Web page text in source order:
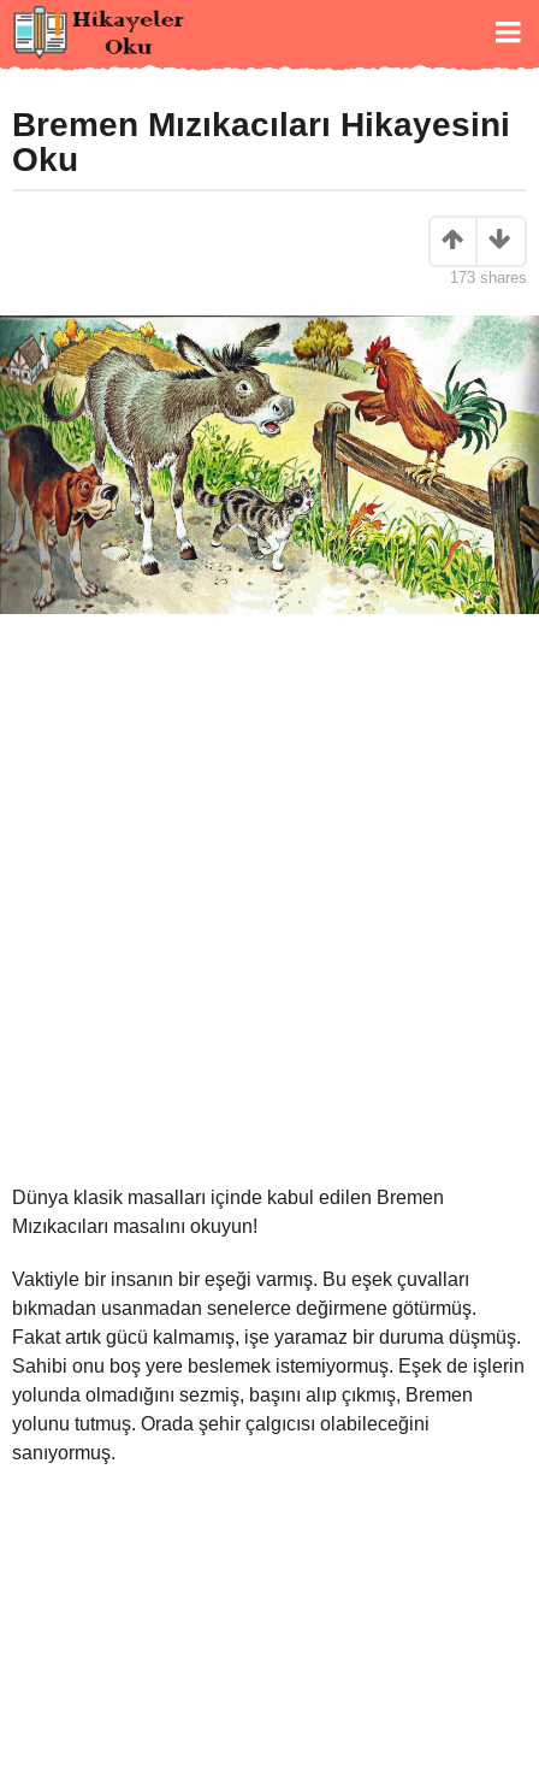
Bremen Mızıkacıları Hikayesini
Oku
173 shares
Dünya klasik masalları içinde kabul edilen Bremen
Mızıkacıları masalını okuyun!
Vaktiyle bir insanın bir eşeği varmış. Bu eşek çuvalları
bıkmadan usanmadan senelerce değirmene götürmüş.
Fakat artık gücü kalmamış, işe yaramaz bir duruma düşmüş.
Sahibi onu boş yere beslemek istemiyormuş. Eşek de işlerin
yolunda olmadığını sezmiş, başını alıp çıkmış, Bremen
yolunu tutmuş. Orada şehir çalgıcısı olabileceğini
sanıyormuş.